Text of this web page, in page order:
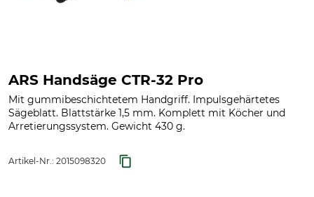
ARS Handsäge CTR-32 Pro
Mit gummibeschichtetem Handgriff. Impulsgehärtetes
Sägeblatt. Blattstärke 1,5 mm. Komplett mit Köcher und
Arretierungssystem. Gewicht 430 g.
Artikel-Nr.: 2015098320